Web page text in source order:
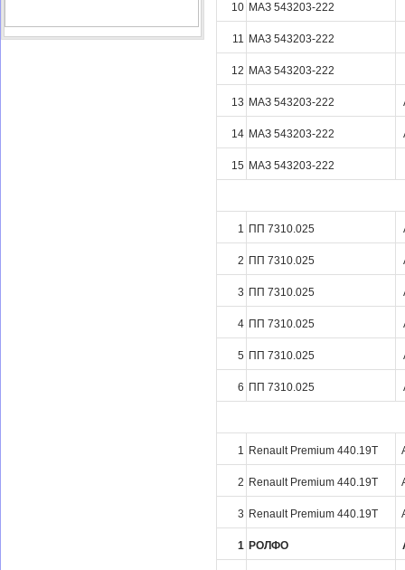
10 МАЗ 543203-222
11 МАЗ 543203-222
12 МАЗ 543203-222
13 МАЗ 543203-222
14 МАЗ 543203-222
15 МАЗ 543203-222
1 ПП 7310.025
2 ПП 7310.025
3 ПП 7310.025
4 ПП 7310.025
5 ПП 7310.025
6 ПП 7310.025
1 Renault Premium 440.19T
2 Renault Premium 440.19T
3 Renault Premium 440.19T
1 РОЛФО